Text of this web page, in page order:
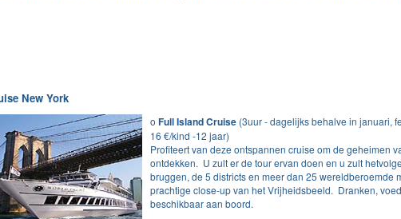
New York
o Full Island Cruise (3uur - dagelijks behalve in januari,
16 €/kind -12 jaar)
Profiteert van deze ontspannen cruise om de geheimen
ontdekken. U zult er de tour ervan doen en u zult
bruggen, de 5 districts en meer dan 25 wereldberoemde
prachtige close-up van het Vrijheidsbeeld. Dranken,
beschikbaar aan boord.